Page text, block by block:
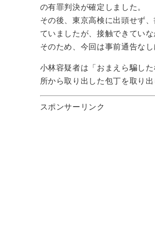
の有罪判決が確定しました。
その後、東京高検に出頭せず
ていましたが、接触できていな
そのため、今回は事前通告なし
小林容疑者は「おまえら騙し
所から取り出した包丁を取り
スポンサーリンク